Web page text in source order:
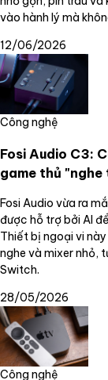
vào hành lý mà
12/06/2026
Công nghệ
Fosi Audio C3:
game thủ
Fosi Audio vừa ra
được hỗ trợ bởi AI
Thiết bị ngoại vi
nghe và mixer nhỏ,
Switch.
28/05/2026
Công nghệ